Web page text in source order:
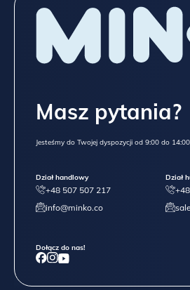
Masz pytania?
Jesteśmy do Twojej dyspozycji od 9:00 do
Dział handlowy
+48 507 507 217
info@minko.co
Dział
Dołącz do nas!